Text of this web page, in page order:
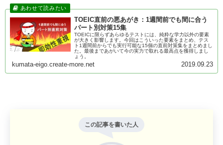
TOEIC直前の悪あがき：1週間前でも間に合う
パート別対策15集
TOEICに限らずあらゆるテストには、純粋な学力以外の要素
が大きく影響します。今回はこういった要素をまとめ、テス
ト1週間前からでも実行可能な15個の直前対策集をまとめまし
た。最後まであがいて今の実力で取れる最高点を獲得しまし
ょう。
kumata-eigo.create-more.net 2019.09.23
この記事を書いた人